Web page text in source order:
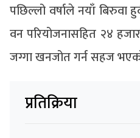
पछिल्लो वर्षाले नयाँ बिरुवा
वन परियोजनासहित २४
जग्गा खनजोत गर्न सहज
प्रतिक्रिया